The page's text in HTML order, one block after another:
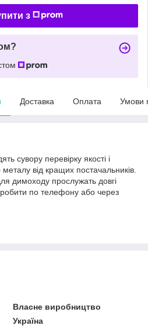
з
Доставка Оплата Умови
сувору перевірку якості і
від кращих постачальників.
димоходу прослужать довгі
по телефону або через
Власне виробництво
Україна